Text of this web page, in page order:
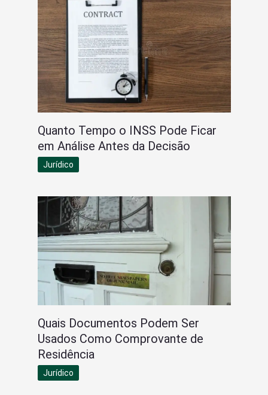
Quanto Tempo o INSS Pode Ficar
em Análise Antes da Decisão
Jurídico
Quais Documentos Podem Ser
Usados Como Comprovante de
Residência
Jurídico